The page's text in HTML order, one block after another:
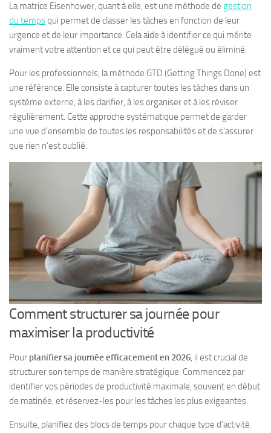
La matrice Eisenhower, quant à elle, est une méthode de gestion
du tempsqui permet de classer les tâches en fonction de leur
urgence et de leur importance. Cela aide à identifier ce qui mérite
vraiment votre attention et ce qui peut être délégué ou éliminé.
Pour les professionnels, la méthode GTD (Getting Things Done) est
une référence. Elle consiste à capturer toutes les tâches dans un
système externe, à les clarifier, à les organiser et à les réviser
régulièrement. Cette approche systématique permet de garder
une vue d’ensemble de toutes les responsabilités et de s’assurer
que rien n’est oublié.
Comment structurer sa journée pour
maximiser la productivité
Pour planifier sa journée efficacement en 2026, il est crucial de
structurer son temps de manière stratégique. Commencez par
identifier vos périodes de productivité maximale, souvent en début
de matinée, et réservez-les pour les tâches les plus exigeantes.
Ensuite, planifiez des blocs de temps pour chaque type d’activité.